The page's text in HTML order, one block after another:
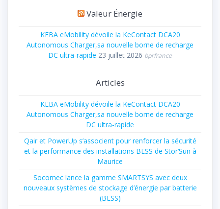
Valeur Énergie
KEBA eMobility dévoile la KeContact DCA20
Autonomous Charger,sa nouvelle borne de recharge
DC ultra-rapide 23 juillet 2026 bprfrance
Articles
KEBA eMobility dévoile la KeContact DCA20
Autonomous Charger,sa nouvelle borne de recharge
DC ultra-rapide
Qair et PowerUp s’associent pour renforcer la sécurité
et la performance des installations BESS de Stor’Sun à
Maurice
Socomec lance la gamme SMARTSYS avec deux
nouveaux systèmes de stockage d’énergie par batterie
(BESS)